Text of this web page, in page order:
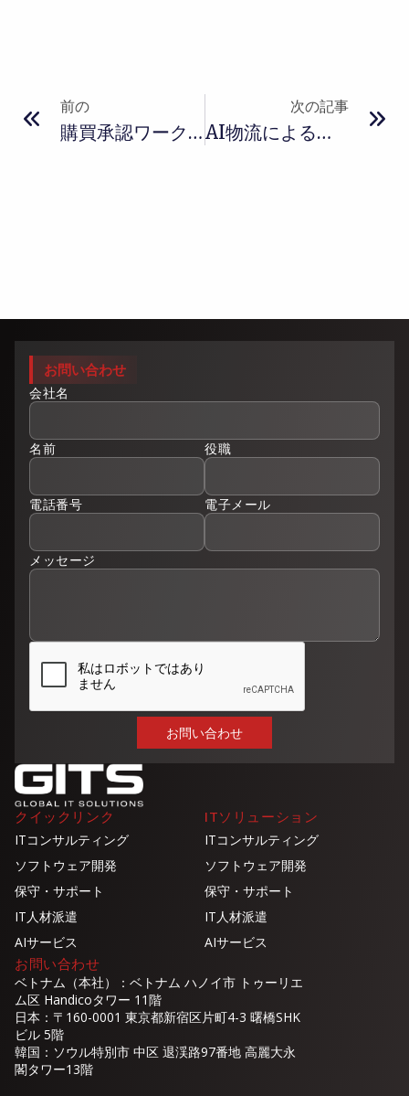
前の
購買承認ワークフロー最適化 | Low-Code導入事例
次の記事
AI物流によるスマートサプライチェーン運営
お問い合わせ
会社名
名前 役職
電話番号 電子メール
メッセージ
クイックリンク
ITコンサルティング
ソフトウェア開発
保守・サポート
IT人材派遣
AIサービス
ITソリューション
ITコンサルティング
ソフトウェア開発
保守・サポート
IT人材派遣
AIサービス
お問い合わせ
ベトナム（本社）：ベトナム ハノイ市 トゥーリエ
ム区 Handicoタワー 11階
日本：〒160-0001 東京都新宿区片町4-3 曙橋SHK
ビル 5階
韓国：ソウル特別市 中区 退渓路97番地 高麗大永
閣タワー13階